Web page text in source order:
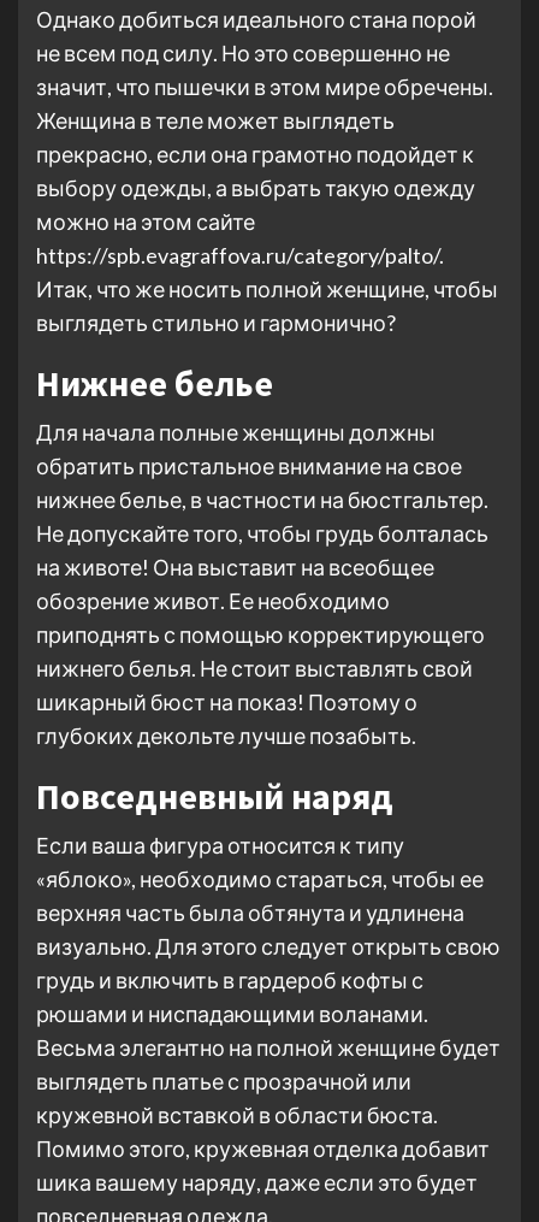
Однако добиться идеального стана порой
не всем под силу. Но это совершенно не
значит, что пышечки в этом мире обречены.
Женщина в теле может выглядеть
прекрасно, если она грамотно подойдет к
выбору одежды, а выбрать такую одежду
можно на этом сайте
https://spb.evagraffova.ru/category/palto/.
Итак, что же носить полной женщине, чтобы
выглядеть стильно и гармонично?
Нижнее белье
Для начала полные женщины должны
обратить пристальное внимание на свое
нижнее белье, в частности на бюстгальтер.
Не допускайте того, чтобы грудь болталась
на животе! Она выставит на всеобщее
обозрение живот. Ее необходимо
приподнять с помощью корректирующего
нижнего белья. Не стоит выставлять свой
шикарный бюст на показ! Поэтому о
глубоких декольте лучше позабыть.
Повседневный наряд
Если ваша фигура относится к типу
«яблоко», необходимо стараться, чтобы ее
верхняя часть была обтянута и удлинена
визуально. Для этого следует открыть свою
грудь и включить в гардероб кофты с
рюшами и ниспадающими воланами.
Весьма элегантно на полной женщине будет
выглядеть платье с прозрачной или
кружевной вставкой в области бюста.
Помимо этого, кружевная отделка добавит
шика вашему наряду, даже если это будет
повседневная одежда.